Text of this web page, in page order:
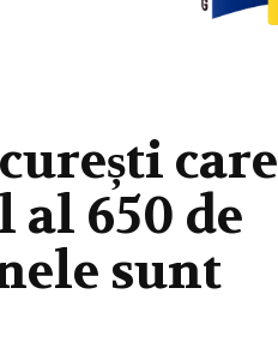
care
al 650 de
sunt